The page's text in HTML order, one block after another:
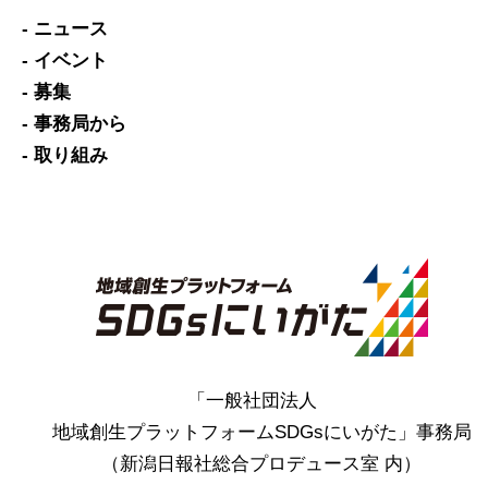
- ニュース
- イベント
- 募集
- 事務局から
- 取り組み
「一般社団法人
地域創生プラットフォームSDGsにいがた」事務局
（新潟日報社総合プロデュース室 内）